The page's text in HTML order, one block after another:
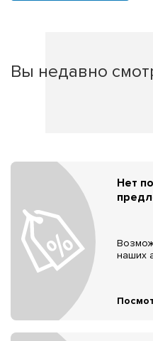
Вы недавно
Нет
наших